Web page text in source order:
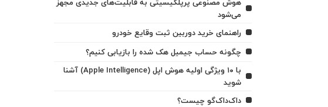
هوش مصنوعی پرپلکیسیتی به قابلیت‌های جدیدی مجهز
می‌شود
راهنمای خرید دوربین ثبت وقایع خودرو
چگونه حساب جیمیل هک شده را بازیابی کنیم؟
با ۱۰ ویژگی اولیه هوش اپل (Apple Intelligence) آشنا
شوید
داک‌داک‌گو چیست؟